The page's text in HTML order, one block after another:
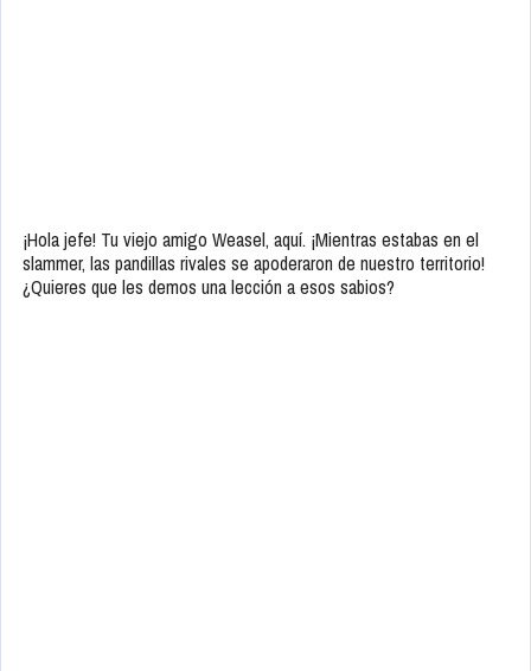
¡Hola jefe! Tu viejo amigo Weasel, aquí. ¡Mientras estabas en el
slammer, las pandillas rivales se apoderaron de nuestro territorio!
¿Quieres que les demos una lección a esos sabios?